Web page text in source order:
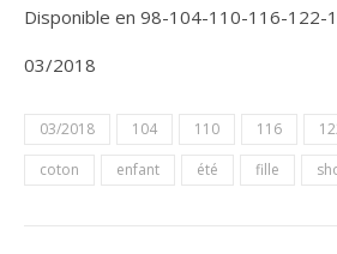
Disponible en 98-104-110-116-122-
03/2018
03/2018 104 110 116
coton
enfant été fille